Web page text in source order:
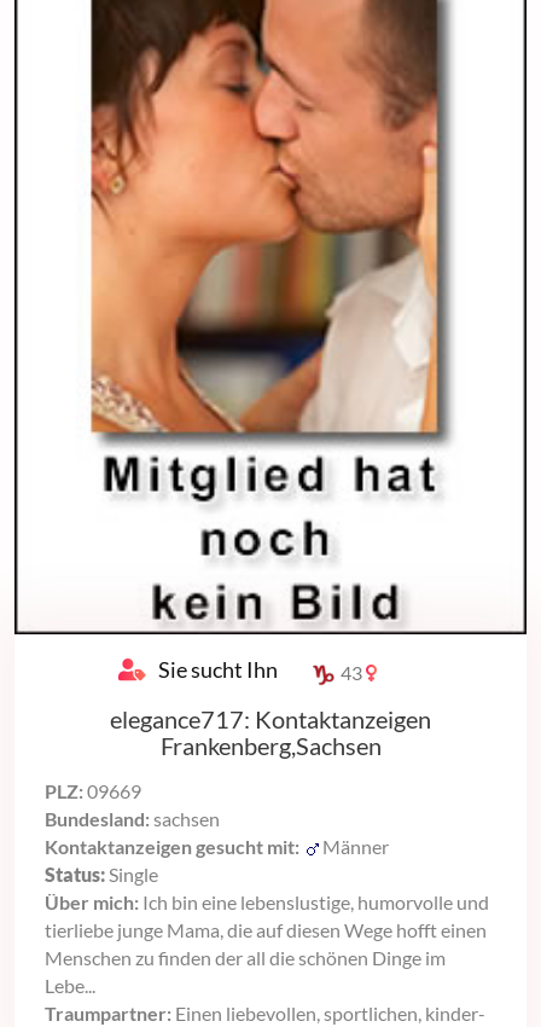
Sie sucht Ihn 43
elegance717: Kontaktanzeigen
Frankenberg,Sachsen
PLZ: 09669
Bundesland: sachsen
Kontaktanzeigen gesucht mit:
Männer
Status:Single
Über mich: Ich bin eine lebenslustige, humorvolle und
tierliebe junge Mama, die auf diesen Wege hofft einen
Menschen zu finden der all die schönen Dinge im
Lebe...
Traumpartner: Einen liebevollen, sportlichen, kinder-